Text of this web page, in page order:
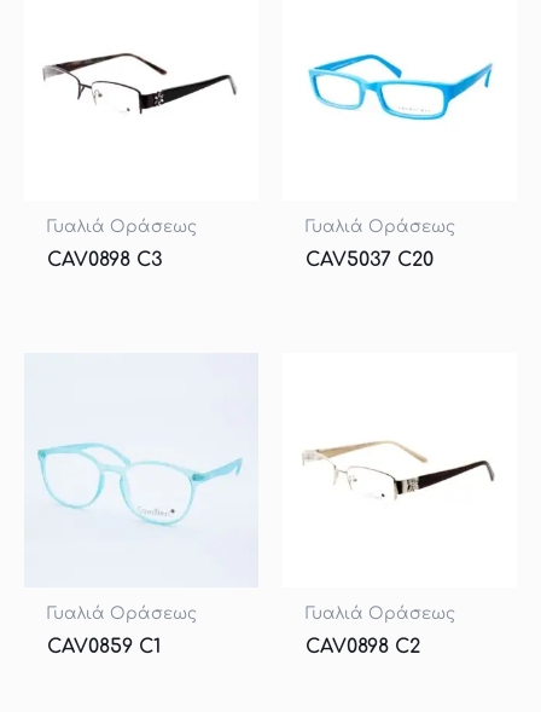
Γυαλιά Οράσεως
CAV0898 C3
Γυαλιά Οράσεως
CAV5037 C20
Γυαλιά Οράσεως
CAV0859 C1
Γυαλιά Οράσεως
CAV0898 C2